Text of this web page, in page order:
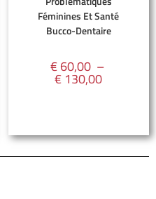
Féminines Et Santé
Bucco-Dentaire
€60,00 –
€ 130,00